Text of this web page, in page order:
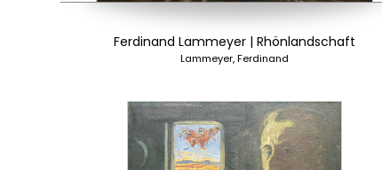
Ferdinand Lammeyer | Rhönlandschaft
Lammeyer, Ferdinand